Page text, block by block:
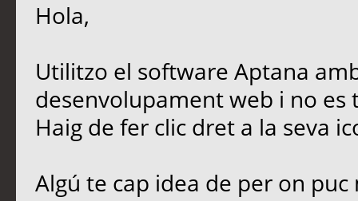
Hola,
Utilitzo el software Aptana
desenvolupament web i no es
Haig de fer clic dret a la seva
Algú te cap idea de per on